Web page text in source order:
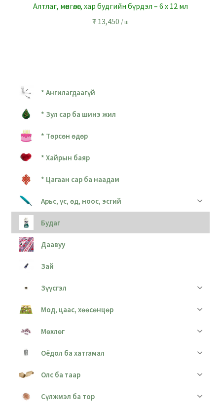
Алтлаг, мөнгөлөг, хар будгийн бүрдэл – 6 x 12 мл
₮ 13,450 / ш
* Ангилагдаагүй
* Зул сар ба шинэ жил
* Төрсөн өдөр
* Хайрын баяр
* Цагаан сар ба наадам
Арьс, үс, өд, ноос, эсгий
Будаг
Даавуу
Зай
Зүүсгэл
Мод, цаас, хөөсөнцөр
Мөхлөг
Оёдол ба хатгамал
Олс ба таар
Сүлжмэл ба тор